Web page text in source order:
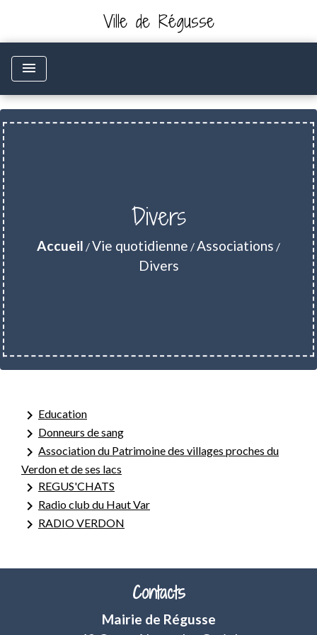
Ville de Régusse
menu
Divers
Accueil /Vie quotidienne /Associations /
Divers
keyboard_arrow_right Education
keyboard_arrow_right Donneurs de sang
keyboard_arrow_right Association du Patrimoine des villages proches du
Verdon et de ses lacs
keyboard_arrow_right REGUS'CHATS
keyboard_arrow_right Radio club du Haut Var
keyboard_arrow_right RADIO VERDON
Contacts
Mairie de Régusse